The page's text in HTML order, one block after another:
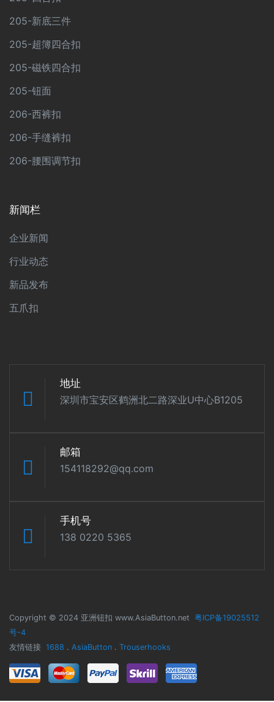
205-新底三件
205-超簿四合扣
205-磁铁四合扣
205-钮面
206-西裤扣
206-手缝裤扣
206-腰围调节扣
新闻栏
企业新闻
行业动态
新品发布
五爪扣
地址
深圳市宝安区鹤洲北二路深业U中心B1205
邮箱
154118292@qq.com
手机号
138 0220 5365
Copyright © 2024 亚洲钮扣 www.AsiaButton.net 粤ICP备19025512
号-4
友情链接 1688 . AsiaButton . Trouserhooks